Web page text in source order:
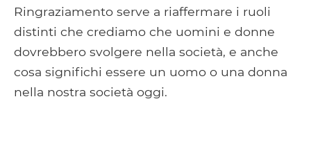
Ringraziamento serve a riaffermare i ruoli
distinti che crediamo che uomini e donne
dovrebbero svolgere nella società, e anche
cosa significhi essere un uomo o una donna
nella nostra società oggi.